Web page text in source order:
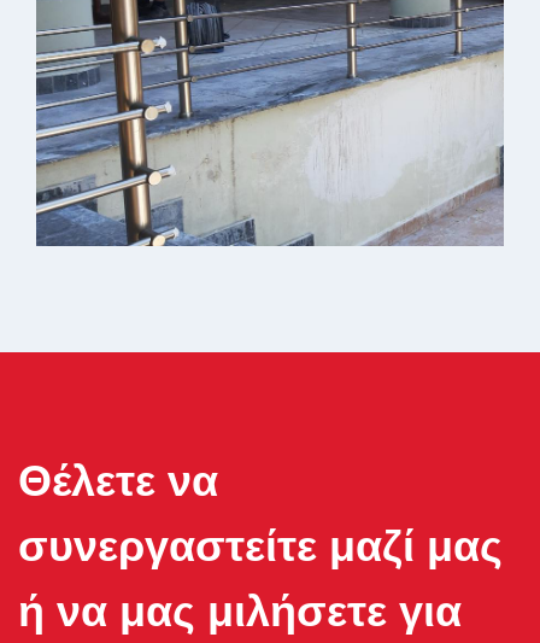
Θέλετε να
συνεργαστείτε μαζί μας
ή να μας μιλήσετε για